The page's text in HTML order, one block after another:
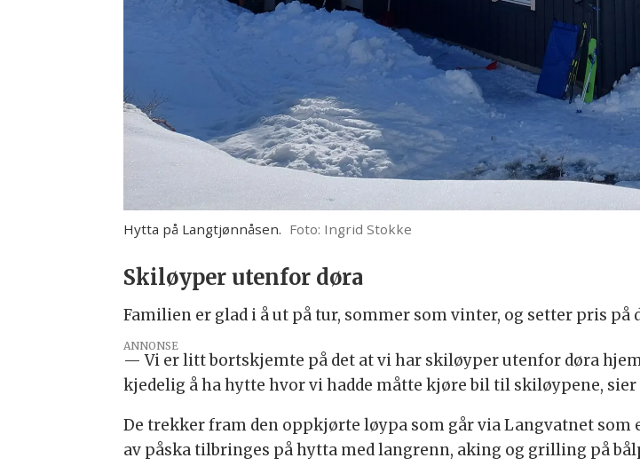
Hytta på Langtjønnåsen. Foto: Ingrid Stokke
Skiløyper utenfor døra
Familien er glad i å ut på tur, sommer som vinter, og setter pris
ANNONSE
— Vi er litt bortskjemte på det at vi har skiløyper utenfor døra
kjedelig å ha hytte hvor vi hadde måtte kjøre bil til skiløypene,
De trekker fram den oppkjørte løypa som går via Langvatnet som
av påska tilbringes på hytta med langrenn, aking og grilling på